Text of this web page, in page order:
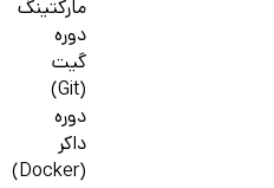
مارکتینگ
دوره
گیت
(Git)
دوره
داکر
(Docker)